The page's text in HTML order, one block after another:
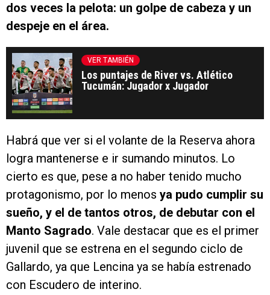
dos veces la pelota: un golpe de cabeza y un
despeje en el área.
VER TAMBIÉN
Los puntajes de River vs. Atlético
Tucumán: Jugador x Jugador
Habrá que ver si el volante de la Reserva ahora
logra mantenerse e ir sumando minutos. Lo
cierto es que, pese a no haber tenido mucho
protagonismo, por lo menos ya pudo cumplir su
sueño, y el de tantos otros, de debutar con el
Manto Sagrado. Vale destacar que es el primer
juvenil que se estrena en el segundo ciclo de
Gallardo, ya que Lencina ya se había estrenado
con Escudero de interino.